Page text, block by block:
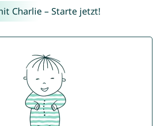
Charlie – Starte jetzt!